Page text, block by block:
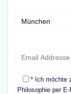
* Ich möchte
Philosophie per